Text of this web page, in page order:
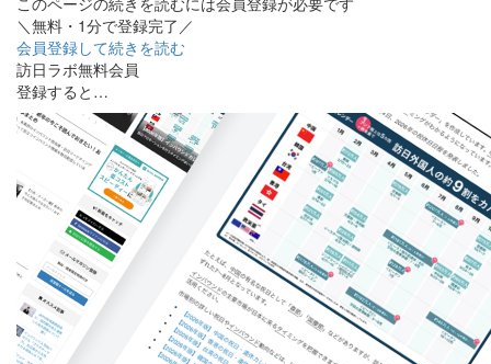
＼無料・1分で登録完了／
会員登録して続きを読む
訪日ラボ無料会員
登録すると…